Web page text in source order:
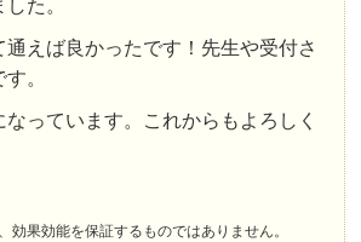
た。
通えば良かったです！先生や受付さ
。
っています。これからもよろしく
果効能を保証するものではありません。